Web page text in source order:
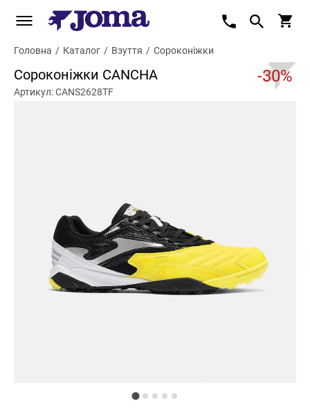
Головна / Каталог / Взуття / Сороконіжки
Сороконіжки CANCHA -30%
Артикул: CANS2628TF